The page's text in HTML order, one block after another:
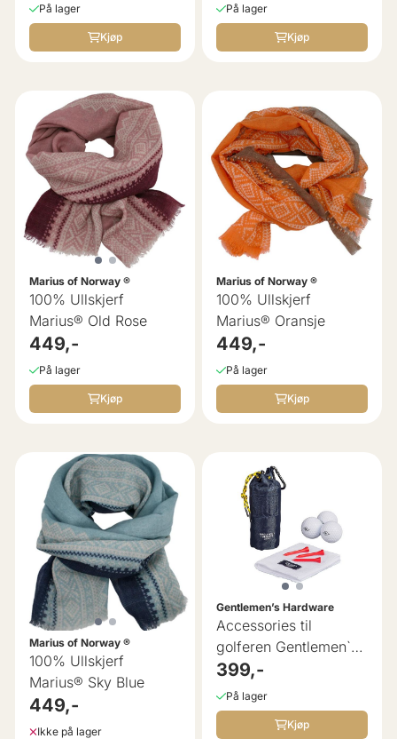
På lager
Kjøp
På lager
Kjøp
Marius of Norway ®
100% Ullskjerf
Marius® Old Rose
449,-
På lager
Kjøp
Marius of Norway ®
100% Ullskjerf
Marius® Oransje
449,-
På lager
Kjøp
Marius of Norway ®
100% Ullskjerf
Marius® Sky Blue
449,-
Ikke på lager
Gentlemen’s Hardware
Accessories til
golferen Gentlemen`s
Hardware
399,-
På lager
Kjøp